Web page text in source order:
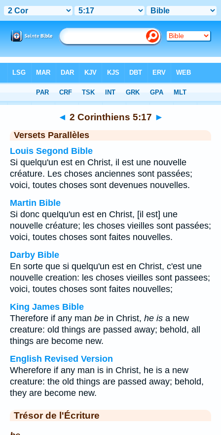
> Chapitre 5 > Verset 17
◄ 2 Corinthiens 5:17 ►
Versets Parallèles
Louis Segond Bible
Si quelqu'un est en Christ, il est une nouvelle
créature. Les choses anciennes sont passées;
voici, toutes choses sont devenues nouvelles.
Martin Bible
Si donc quelqu'un est en Christ, [il est] une
nouvelle créature; les choses vieilles sont passées;
voici, toutes choses sont faites nouvelles.
Darby Bible
En sorte que si quelqu'un est en Christ, c'est une
nouvelle creation: les choses vieilles sont passees;
voici, toutes choses sont faites nouvelles;
King James Bible
Therefore if any man be in Christ, he is a new
creature: old things are passed away; behold, all
things are become new.
English Revised Version
Wherefore if any man is in Christ, he is a new
creature: the old things are passed away; behold,
they are become new.
Trésor de l'Écriture